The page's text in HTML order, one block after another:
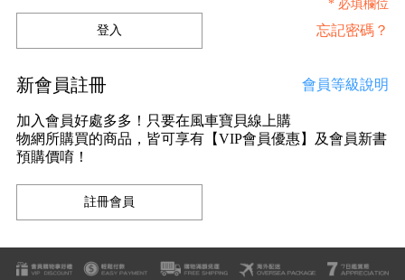
* 必填欄位
忘記密碼？
新會員註冊 會員等級說明
加入會員好處多多！只要在風車寶貝線上購
物網所購買的商品，皆可享有【VIP會員優惠】及會員新書
預購價唷！